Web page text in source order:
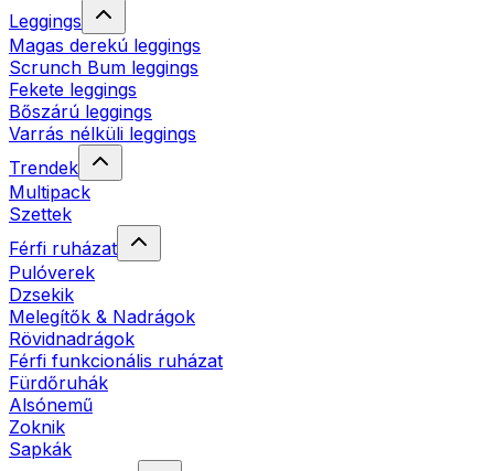
Leggings
Magas derekú leggings
Scrunch Bum leggings
Fekete leggings
Bőszárú leggings
Varrás nélküli leggings
Trendek
Multipack
Szettek
Férfi ruházat
Pulóverek
Dzsekik
Melegítők & Nadrágok
Rövidnadrágok
Férfi funkcionális ruházat
Fürdőruhák
Alsónemű
Zoknik
Sapkák